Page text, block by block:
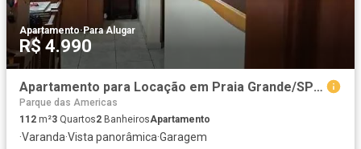
Apartamento·Para Alugar
R$ 4.990
Apartamento para Locação em Praia Grande/SP Guilhermina 3 Quartos
Parque das Americas
112 m²3 Quartos2 BanheirosApartamento
·Varanda·Vista panorâmica·Garagem